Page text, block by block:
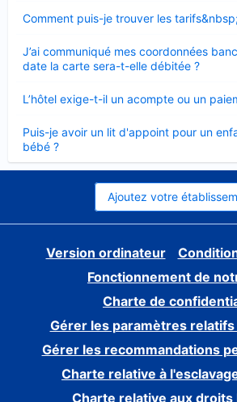
Comment puis-je trouver les
fermé
J’ai communiqué mes coordonnées
date la carte sera-t-elle débitée ?
fermé
L’hôtel exige-t-il un acompte ou un
fermé
Puis-je avoir un lit d'appoint pour un
bébé ?
fermé
Ajoutez votre
Version ordinateur
Fonctionnement de
Charte de
Gérer les paramètres
Gérer les recommandations
Charte relative à
Charte relative aux droits